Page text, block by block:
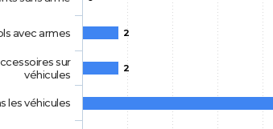
2
2
avec armes
sur
véhicules
les véhicules